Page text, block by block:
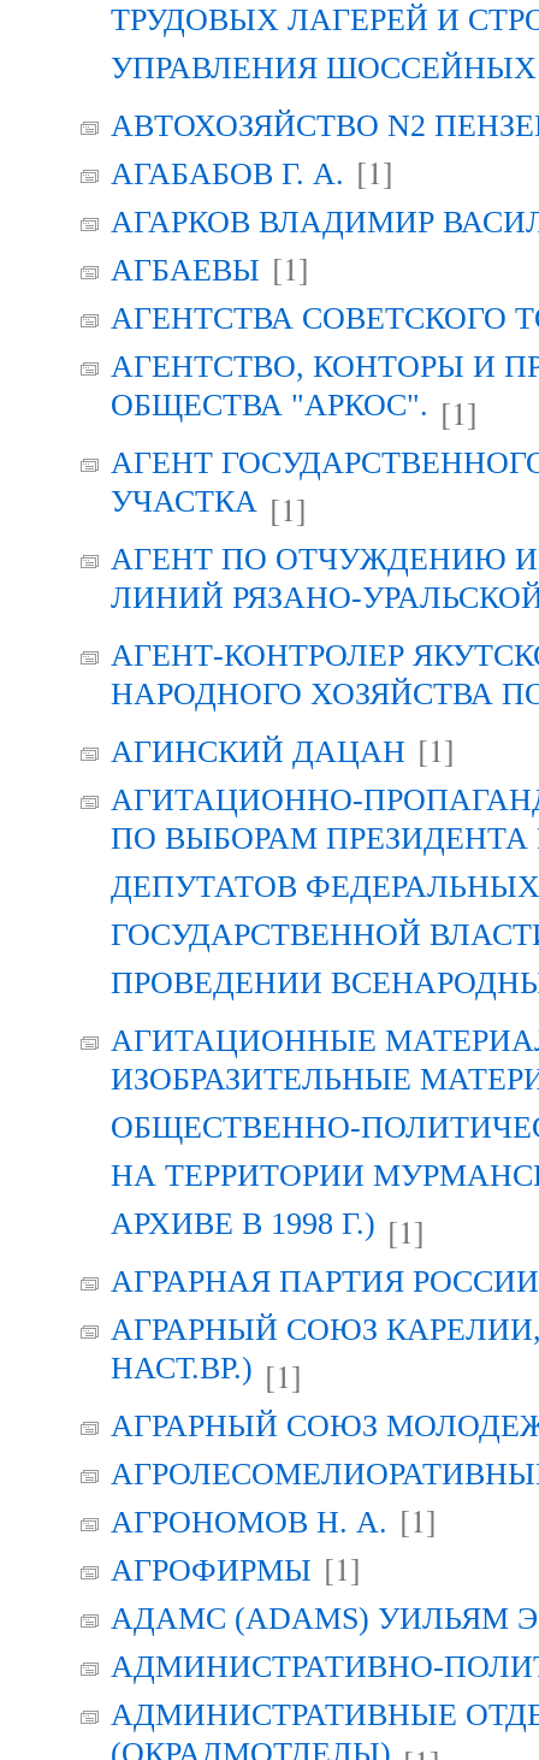
ТРУДОВЫХ ЛАГЕРЕЙ И
УПРАВЛЕНИЯ
АВТОХОЗЯЙСТВО N2
АГАБАБОВ Г. А. [1]
АГАРКОВ ВЛАДИМИР
АГБАЕВЫ [1]
АГЕНТСТВА СОВЕТСКОГО
АГЕНТСТВО, КОНТОРЫ И
ОБЩЕСТВА "АРКОС". [1]
АГЕНТ
УЧАСТКА [1]
АГЕНТ ПО ОТЧУЖДЕНИЮ
ЛИНИЙ РЯЗАНО-
АГЕНТ-КОНТРОЛЕР
НАРОДНОГО ХОЗЯЙСТВА
АГИНСКИЙ ДАЦАН [1]
АГИТАЦИОННО-
ПО ВЫБОРАМ
ДЕПУТАТОВ
ГОСУДАРСТВЕННОЙ
ПРОВЕДЕНИИ
АГИТАЦИОННЫЕ
ИЗОБРАЗИТЕЛЬНЫЕ
ОБЩЕСТВЕННО-
НА ТЕРРИТОРИИ
АРХИВЕ В 1998 Г.) [1]
АГРАРНАЯ ПАРТИЯ РОССИИ
АГРАРНЫЙ СОЮЗ КАРЕЛИИ,
НАСТ.ВР.) [1]
АГРАРНЫЙ СОЮЗ
АГРОНОМОВ Н. А. [1]
АГРОФИРМЫ [1]
АДАМС (ADAMS) УИЛЬЯМ
АДМИНИСТРАТИВНО-
АДМИНИСТРАТИВНЫЕ